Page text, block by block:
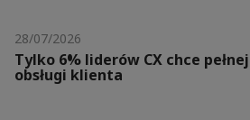
28/07/2026
Tylko 6% liderów CX chce
obsługi klienta